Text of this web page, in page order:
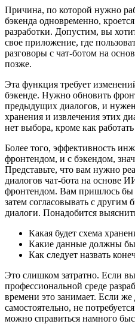
Причина, по которой нужно
бэкенда одновременно,
разработки. Допустим, вы
свое приложение, где
разговоры с чат-ботом на
позже.
Эта функция требует
бэкенде. Нужно обновить
предыдущих диалогов, и
хранения и извлечения этих
нет выбора, кроме как
Более того, эффективность
фронтендом, и с бэкендом,
Представьте, что вам нужно
диалогов чат-бота на основе
фронтендом. Вам пришлось бы
затем согласовывать с другим
диалоги. Понадобится
Какая будет схема
Какие данные должны
Как следует назвать
Это слишком затратно. Если
профессиональной среде
времени это занимает. Если же
самостоятельно, не
можно справиться намного